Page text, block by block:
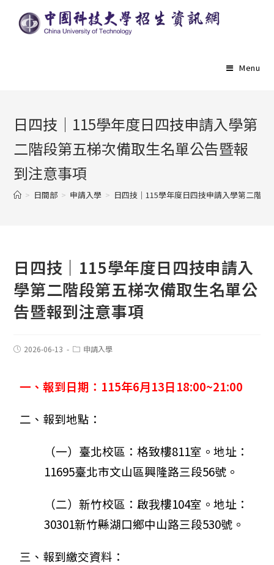
Menu
日四技｜115學年度日四技申請入學第
二階段第五梯次備取生名單公告暨報
到注意事項
> 日間部 > 申請入學 > 日四技｜115學年度日四技申請入學第二階
日四技｜115學年度日四技申請入
學第二階段第五梯次備取生名單公
告暨報到注意事項
2026-06-13 申請入學
一、報到日期：115年6月13日18:00~21:00
二、報到地點：
（一）臺北校區：格致樓811室。地址：
11695臺北市文山區興隆路三段56號。
（二）新竹校區：啟我樓104室。地址：
30301新竹縣湖口鄉中山路三段530號。
三、報到繳交資料：